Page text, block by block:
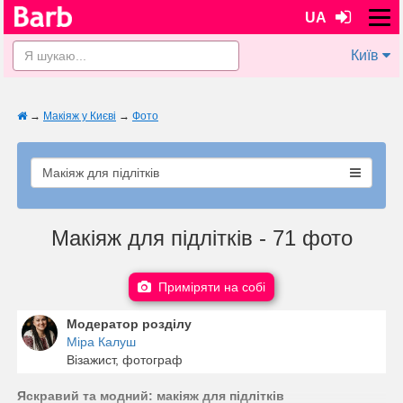
UA
Київ
→ Макіяж у Києві → Фото
Макіяж для підлітків
Макіяж для підлітків - 71 фото
Приміряти на собі
Модератор розділу
Міра Калуш
Візажист, фотограф
Яскравий та модний: макіяж для підлітків